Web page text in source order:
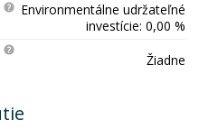
Environmentálne udržateľné
investície: 0,00 %
Žiadne